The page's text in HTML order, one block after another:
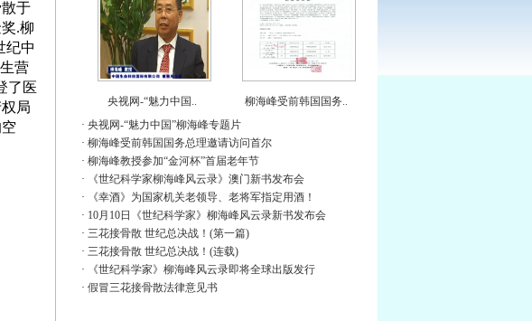
于
.柳
纪中
营
了医
局
央视网-“魅力中国..
柳海峰受前韩国国务..
· 央视网-“魅力中国”柳海峰专题片
· 柳海峰受前韩国国务总理邀请访问首尔
· 柳海峰教授参加“金河杯”首届老年节
·
《世纪科学家柳海峰风云录》澳门新书发布会
·
《幸酒》为国家机关老领导、老将军指定用酒！
· 10月10日《世纪科学家》柳海峰风云录新书发布会
· 三花接骨散 世纪总决战！(第一篇)
· 三花接骨散 世纪总决战！(连载)
·
《世纪科学家》柳海峰风云录即将全球出版发行
· 假冒三花接骨散法律意见书